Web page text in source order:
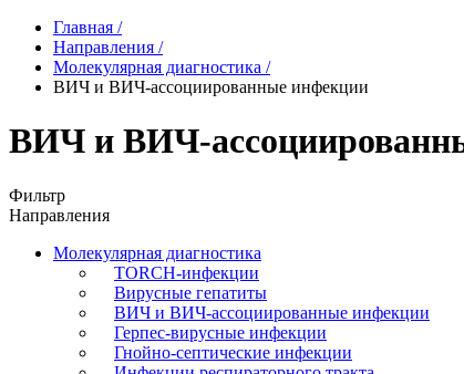
Главная /
Направления /
Молекулярная диагностика /
ВИЧ и ВИЧ-ассоциированные инфекции
ВИЧ и ВИЧ-
Фильтр
Направления
Молекулярная диагностика
TORCH-инфекции
Вирусные гепатиты
ВИЧ и ВИЧ-ассоциированные инфекции
Герпес-вирусные инфекции
Гнойно-септические инфекции